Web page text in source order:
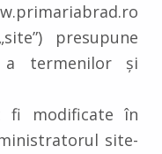
presupune
a termenilor și
fi modificate în
site-